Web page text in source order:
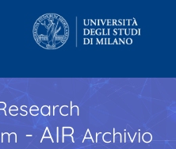
- AIR Archivio